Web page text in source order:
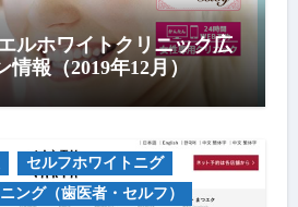
ルホワイトクリニック広
報（2019年12月）
セルフホワイトニグ
ング（歯医者・セルフ）